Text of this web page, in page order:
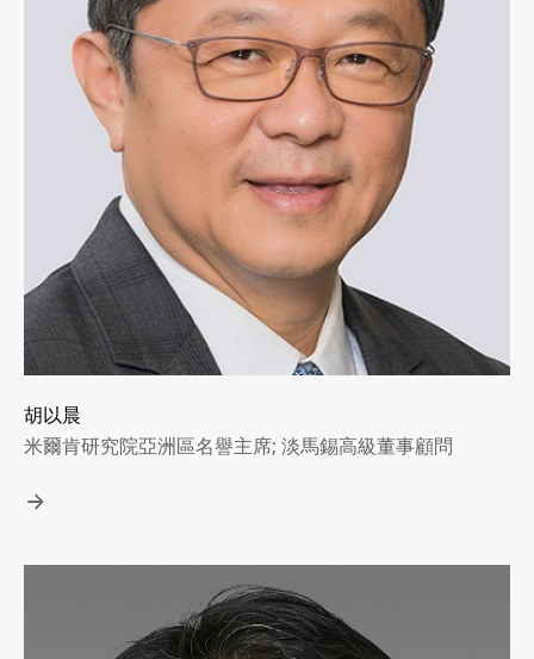
胡以晨
米爾肯研究院亞洲區名譽主席; 淡馬錫高級董事顧問